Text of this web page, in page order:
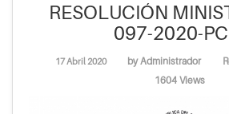
RESOLUCIÓN
097-2020-
17 Abril 2020 byAdministrador
1604 Views